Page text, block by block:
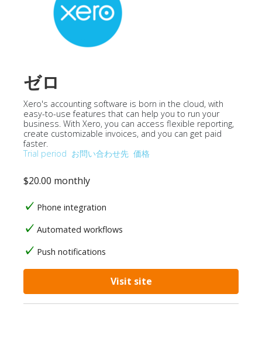
ゼロ
Xero's accounting software is born in the cloud, with
easy-to-use features that can help you to run your
business. With Xero, you can access flexible reporting,
create customizable invoices, and you can get paid
faster.
Trial period お問い合わせ先 価格
$20.00 monthly
Phone integration
Automated workflows
Push notifications
Visit site